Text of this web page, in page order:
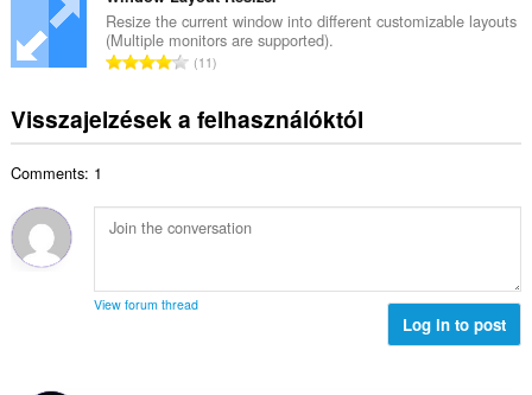
á
m
a
l
é
s
z
á
:
r
t
é
k
l
é
z
á
a
:
z
e
s
r
t
e
l
s
Resize the current window into different customizable layouts
(Multiple monitors are supported).
Ö
z
é
r
k
11
Visszajelzések a felhasználóktól
Comments: 1
View forum thread
Log in to post